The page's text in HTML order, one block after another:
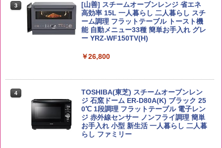
4
新潟ケンベイ【精米】新潟県産にじのき
らめき 5kg 令和7年産
￥5,809
￥3,396
トリスウイスキー 4000ml サントリー 大
容量 4リットル
￥4,274
白州 Story of the Distillery 2026 化粧箱
入 700ml
￥19,860
カップヌードル カップヌードルPRO シ
ーフードヌードル 高たんぱく&低糖質 さ
らに塩分控えめ 78g×12個
￥3,248
5
カップヌードル カップヌードルPRO し
ょうゆ 高たんぱく&低糖質 さらに塩分控
えめ 75g×12個
￥2,885
3
[山善] スチームオーブンレンジ 省エネ
高効率 15L 一人暮らし 二人暮らし スチ
ーム調理 フラットテーブル トースト機
能 自動メニュー33種 簡単お手入れ グレ
ー YRZ-WF150TV(H)
￥26,800
4
TOSHIBA(東芝) スチームオーブンレン
ジ 石窯ドーム ER-D80A(K) ブラック 25
0℃ 1段調理 フラットテーブル 電子レン
ジ 赤外線センサー ノンフライ調理 簡単
お手入れ 小型 新生活 一人暮らし 二人暮
らし ファミリー